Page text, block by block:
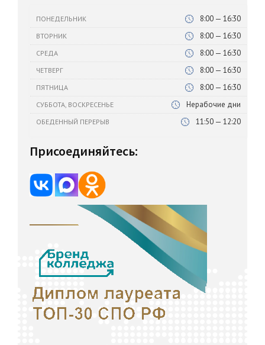
ПОНЕДЕЛЬНИК 8:00 — 16:30
ВТОРНИК 8:00 — 16:30
СРЕДА 8:00 — 16:30
ЧЕТВЕРГ 8:00 — 16:30
ПЯТНИЦА 8:00 — 16:30
СУББОТА, ВОСКРЕСЕНЬЕ Нерабочие дни
ОБЕДЕННЫЙ ПЕРЕРЫВ 11:50 — 12:20
Присоединяйтесь: